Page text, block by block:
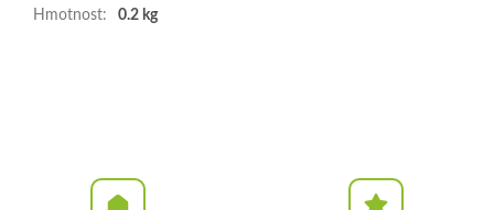
Hmotnost: 0.2 kg